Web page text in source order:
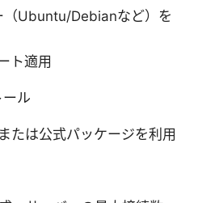
（Ubuntu/Debianなど）を
ト適用
ル
たは公式パッケージを利用